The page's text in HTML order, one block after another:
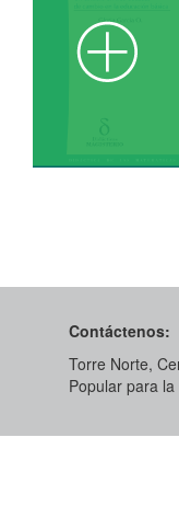
Contáctenos:
Torre Norte,
Popular para